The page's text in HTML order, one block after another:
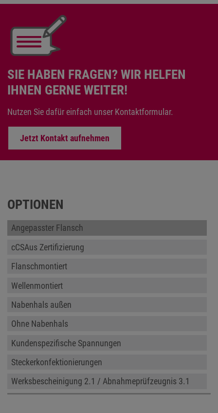
SIE HABEN FRAGEN? WIR HELFEN
IHNEN GERNE WEITER!
Nutzen Sie dafür einfach unser Kontaktformular.
Jetzt Kontakt aufnehmen
OPTIONEN
Angepasster Flansch
cCSAus Zertifizierung
Flanschmontiert
Wellenmontiert
Nabenhals außen
Ohne Nabenhals
Kundenspezifische Spannungen
Steckerkonfektionierungen
Werksbescheinigung 2.1 / Abnahmeprüfzeugnis 3.1